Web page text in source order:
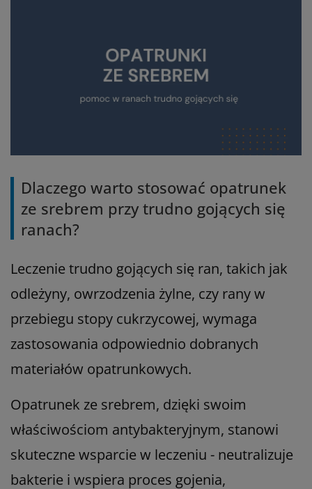
Dlaczego warto stosować opatrunek
ze srebrem przy trudno gojących się
ranach?
Leczenie trudno gojących się ran, takich jak
odleżyny, owrzodzenia żylne, czy rany w
przebiegu stopy cukrzycowej, wymaga
zastosowania odpowiednio dobranych
materiałów opatrunkowych.
Opatrunek ze srebrem, dzięki swoim
właściwościom antybakteryjnym, stanowi
skuteczne wsparcie w leczeniu - neutralizuje
bakterie i wspiera proces gojenia,